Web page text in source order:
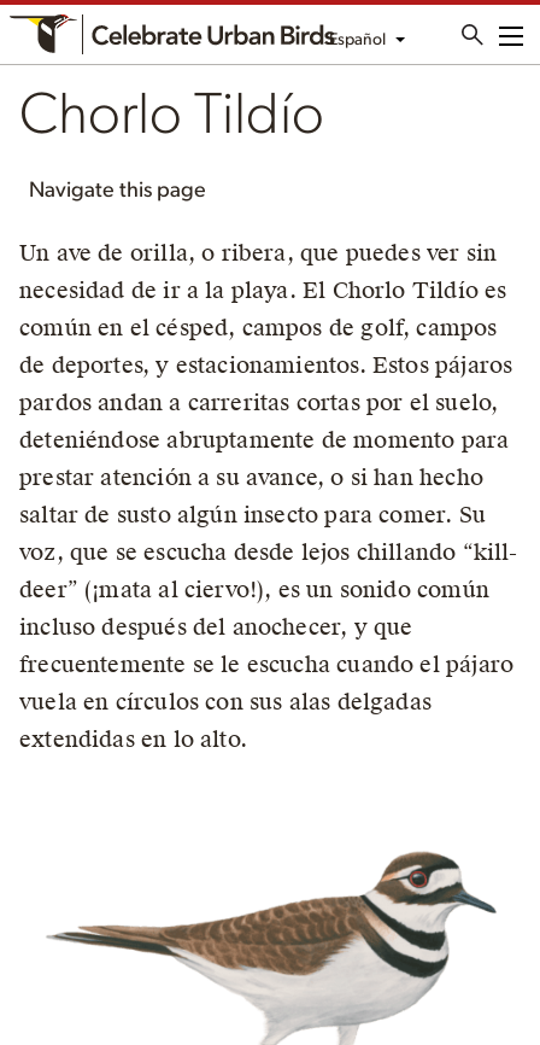
Español
Chorlo Tildío
Navigate this page
Un ave de orilla, o ribera, que puedes ver sin
necesidad de ir a la playa. El Chorlo Tildío es
común en el césped, campos de golf, campos
de deportes, y estacionamientos. Estos pájaros
pardos andan a carreritas cortas por el suelo,
deteniéndose abruptamente de momento para
prestar atención a su avance, o si han hecho
saltar de susto algún insecto para comer. Su
voz, que se escucha desde lejos chillando “kill-
deer” (¡mata al ciervo!), es un sonido común
incluso después del anochecer, y que
frecuentemente se le escucha cuando el pájaro
vuela en círculos con sus alas delgadas
extendidas en lo alto.